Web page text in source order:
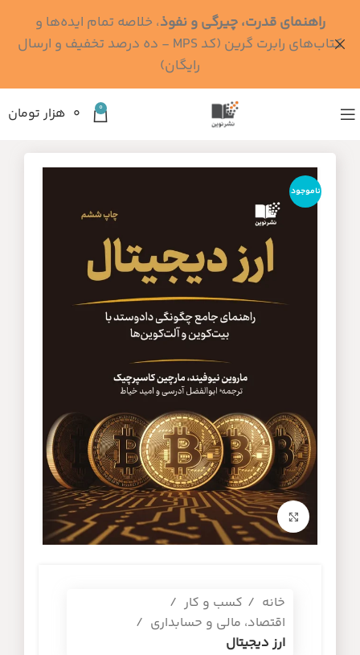
0 ۰ هزار تومان
ناموجود
برای بزرگنمایی کلیک کنید
خانه
کسب و کار
اقتصاد، مالی و حسابداری
ارز دیجیتال
راهنمای قدرت، چیرگی و نفوذ، خلاصه تمام ایده‌ها و
کتاب‌های رابرت گرین (کد MPS - ده درصد تخفیف و ارسال
رایگان)